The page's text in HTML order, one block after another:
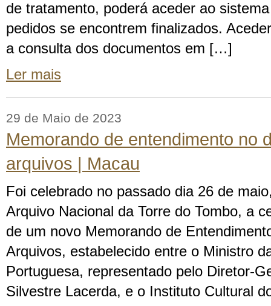
de tratamento, poderá aceder ao
pedidos se encontrem finalizados.
a consulta dos documentos em […]
Ler mais
29 de Maio de 2023
Memorando de entendimento no
arquivos | Macau
Foi celebrado no passado dia 26 de
Arquivo Nacional da Torre do Tombo, a
de um novo Memorando de
Arquivos, estabelecido entre o Ministro
Portuguesa, representado pelo Diretor-
Silvestre Lacerda, e o Instituto Cultural